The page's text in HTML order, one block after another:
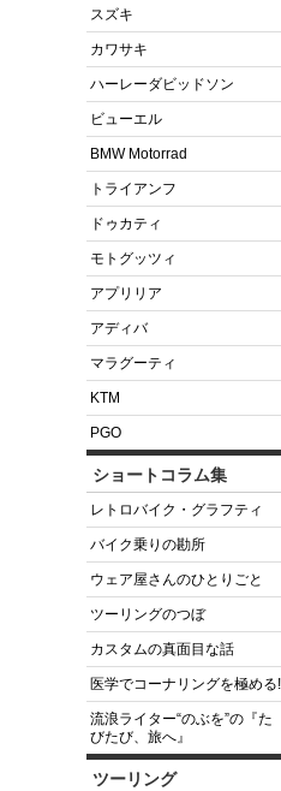
スズキ
カワサキ
ハーレーダビッドソン
ビューエル
BMW Motorrad
トライアンフ
ドゥカティ
モトグッツィ
アプリリア
アディバ
マラグーティ
KTM
PGO
ショートコラム集
レトロバイク・グラフティ
バイク乗りの勘所
ウェア屋さんのひとりごと
ツーリングのつぼ
カスタムの真面目な話
医学でコーナリングを極める!
流浪ライター“のぶを”の『た
びたび、旅へ』
ツーリング